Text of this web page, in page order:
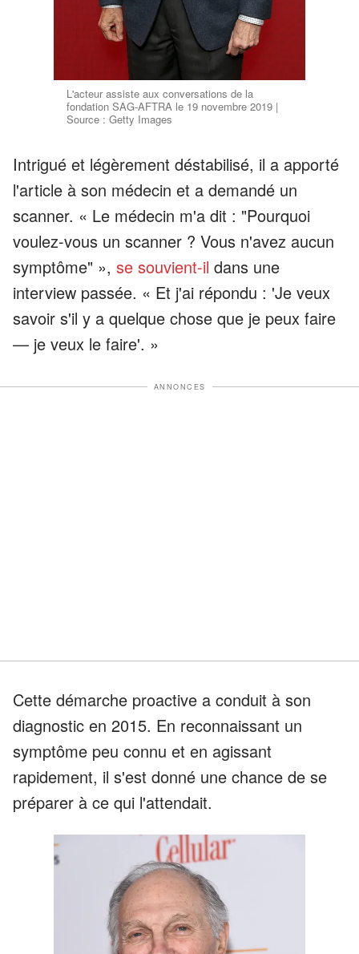
L'acteur assiste aux conversations de la
fondation SAG-AFTRA le 19 novembre 2019 |
Source : Getty Images
Intrigué et légèrement déstabilisé, il a apporté
l'article à son médecin et a demandé un
scanner. « Le médecin m'a dit : "Pourquoi
voulez-vous un scanner ? Vous n'avez aucun
symptôme" », se souvient-il dans une
interview passée. « Et j'ai répondu : 'Je veux
savoir s'il y a quelque chose que je peux faire
— je veux le faire'. »
ANNONCES
Cette démarche proactive a conduit à son
diagnostic en 2015. En reconnaissant un
symptôme peu connu et en agissant
rapidement, il s'est donné une chance de se
préparer à ce qui l'attendait.